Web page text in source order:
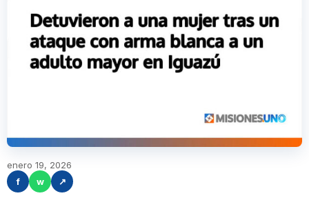
enero 19, 2026
f
w ↗